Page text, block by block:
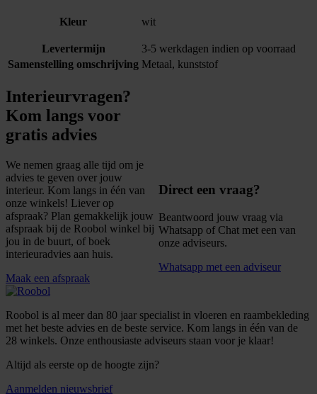
Kleur wit
Levertermijn
3-5 werkdagen indien op voorraad
Samenstelling omschrijving Metaal, kunststof
Interieurvragen?
Kom langs voor
gratis advies
We nemen graag alle tijd om je
advies te geven over jouw
interieur. Kom langs in één van
onze winkels! Liever op
afspraak? Plan gemakkelijk jouw
afspraak bij de Roobol winkel bij
jou in de buurt, of boek
interieuradvies aan huis.
Maak een afspraak
Direct een vraag?
Beantwoord jouw vraag via
Whatsapp of Chat met een van
onze adviseurs.
Whatsapp met een adviseur
Roobol is al meer dan 80 jaar specialist in vloeren en raambekleding
met het beste advies en de beste service. Kom langs in één van de
28 winkels. Onze enthousiaste adviseurs staan voor je klaar!
Altijd als eerste op de hoogte zijn?
Aanmelden nieuwsbrief